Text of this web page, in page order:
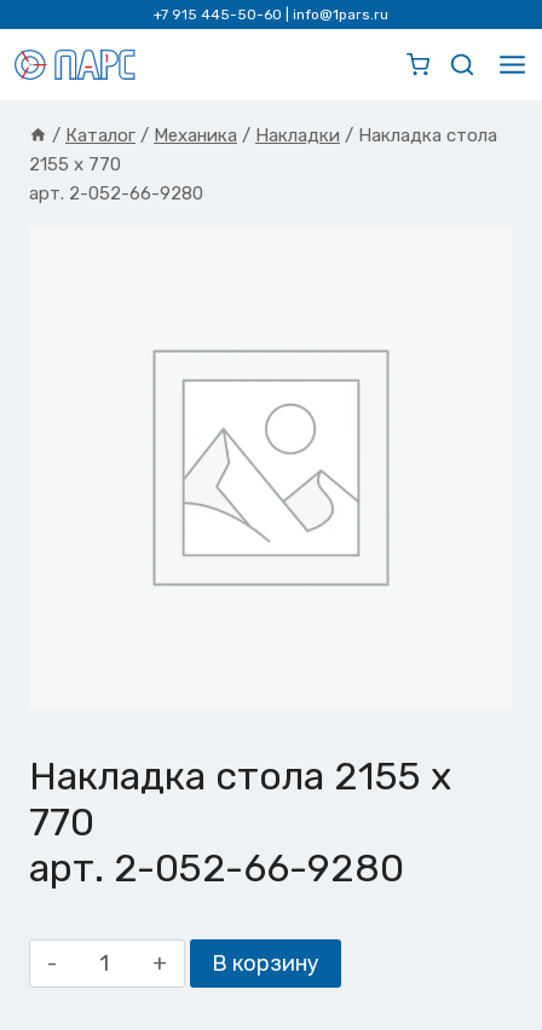
содержимому
+7 915 445-50-60 info@1pars.ru
/ Каталог / Механика / Накладки / Накладка стола
2155 х 770
арт. 2-052-66-9280
Накладка стола 2155 х
770
арт. 2-052-66-9280
Количество
товара
В корзину